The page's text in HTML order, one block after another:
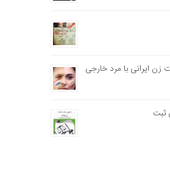
زن ایرانی با مرد خارجی
ثبت